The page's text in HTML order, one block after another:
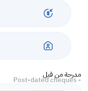
مدرجة من قبل
flats,78 flats, & 104 flats
- Post-dated cheques